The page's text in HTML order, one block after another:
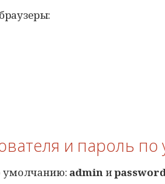
и пароль
умолчанию: adminи